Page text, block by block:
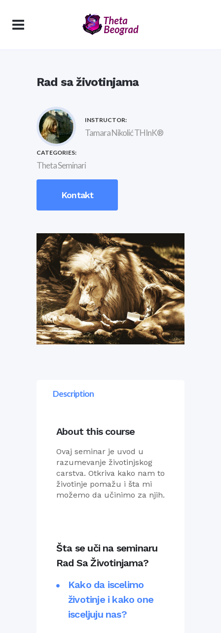
Rad sa životinjama
INSTRUCTOR:
Tamara Nikolić THInK®
CATEGORIES:
Theta Seminari
Kontakt
Description
About this course
Ovaj seminar je uvod u
razumevanje životinjskog
carstva. Otkriva kako nam to
životinje pomažu i šta mi
možemo da učinimo za njih.
Šta se uči na seminaru
Rad Sa Životinjama?
Kako da iscelimo
životinje i kako one
isceljuju nas?